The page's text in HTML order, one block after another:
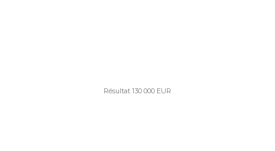
Résultat 130 000 EUR